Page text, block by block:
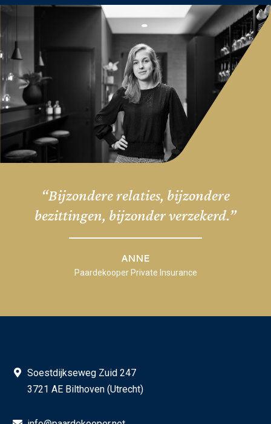
“Bijzondere relaties, bijzondere
bezittingen, bijzonder verzekerd.”
ANNE
Paardekooper Private Insurance
Soestdijkseweg Zuid 247
3721 AE Bilthoven (Utrecht)